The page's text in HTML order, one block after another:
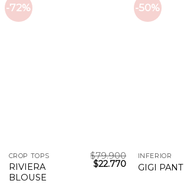
-72%
CROP TOPS
RIVIERA
BLOUSE
$79.900
$22.770
-50%
INFERIOR
GIGI PANT